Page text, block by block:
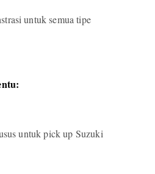
untuk semua tipe
untuk pick up Suzuki